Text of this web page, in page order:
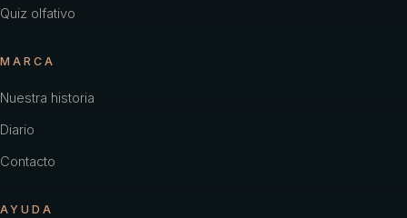
Quiz olfativo
MARCA
Nuestra historia
Diario
Contacto
AYUDA